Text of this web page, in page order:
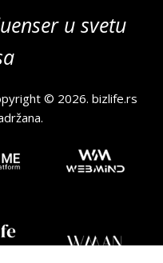
u svetu
© 2026.bizlife.rs